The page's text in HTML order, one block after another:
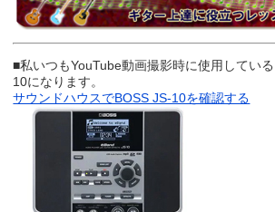
■私いつもYouTube動画撮影時に使用してい
10になります。
サウンドハウスでBOSS JS-10を確認する